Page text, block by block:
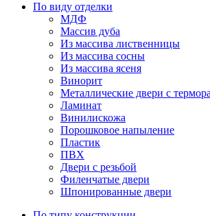
По виду отделки
МДФ
Массив дуба
Из массива лиственницы
Из массива сосны
Из массива ясеня
Винорит
Металлические двери с
Ламинат
Винилискожа
Порошковое напыление
Пластик
ПВХ
Двери с резьбой
Филенчатые двери
Шпонированные двери